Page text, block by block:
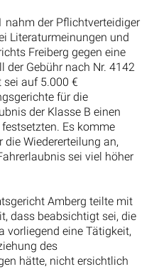
nahm der Pflichtverteidiger
Literaturmeinungen und
Freiberg gegen eine
der Gebühr nach Nr. 4142
sei auf 5.000 €
für die
der Klasse B einen
Es komme
Wiedererteilung an,
sei viel höher
Amberg teilte mit
dass beabsichtigt sei, die
vorliegend eine Tätigkeit,
des
hätte, nicht ersichtlich